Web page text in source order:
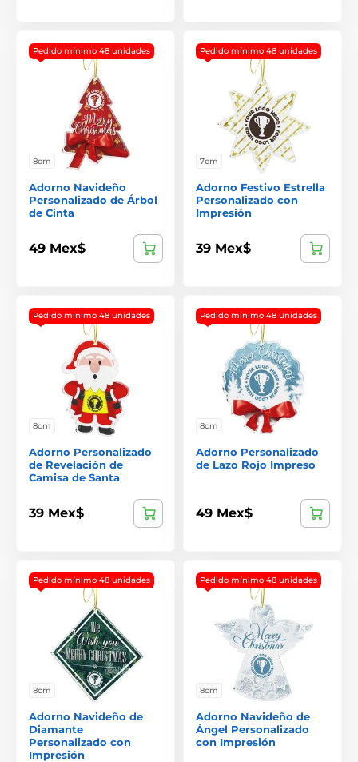
Pedido mínimo 48 unidades
8cm
Adorno Navideño
Personalizado de Árbol
de Cinta
49 Mex$
Pedido mínimo 48 unidades
7cm
Adorno Festivo Estrella
Personalizado con
Impresión
39 Mex$
Pedido mínimo 48 unidades
8cm
Adorno Personalizado
de Revelación de
Camisa de Santa
39 Mex$
Pedido mínimo 48 unidades
8cm
Adorno Personalizado
de Lazo Rojo Impreso
49 Mex$
Pedido mínimo 48 unidades
8cm
Adorno Navideño de
Diamante
Personalizado con
Impresión
Pedido mínimo 48 unidades
8cm
Adorno Navideño de
Ángel Personalizado
con Impresión